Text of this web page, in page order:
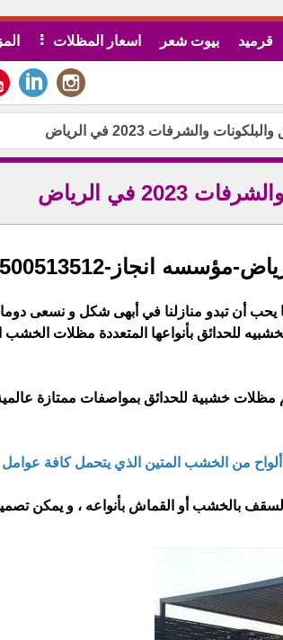
قرميد بيوت شعر اسعار المظلات
والشرفات 2023 في الرياض
في الرياض
انجاز-0500513512
يحب أن تبدو منازلنا في أبهى شكل و نسعى
للحدائق بأنواعها المتعددة مظلات الخشب
مظلات خشبية للحدائق بمواصفات ممتازة
من الخشب المتين الذي يتحمل كافة عوامل
بالخشب أو القماش بأنواعه ، و يمكن